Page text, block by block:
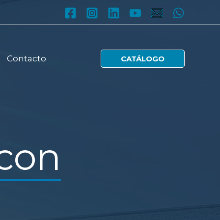
Contacto CATÁLOGO